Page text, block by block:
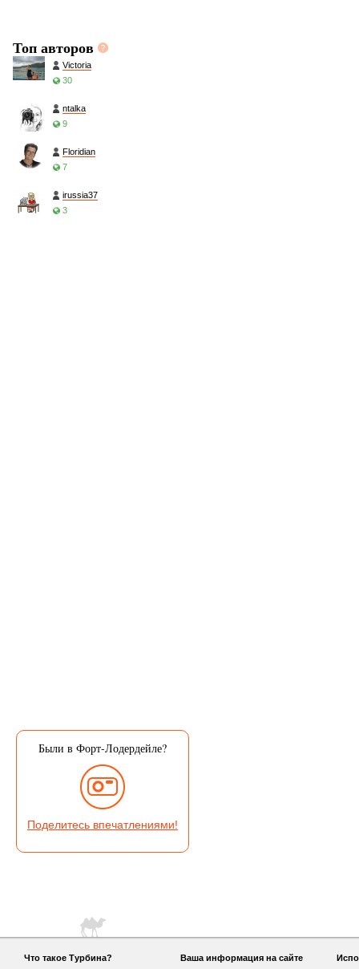
Топ авторов
Victoria
30
ntalka
9
Floridian
7
irussia37
3
Были в Форт-Лодердейле?
Поделитесь впечатлениями!
Что такое Турбина?
Ваша информация на сайте